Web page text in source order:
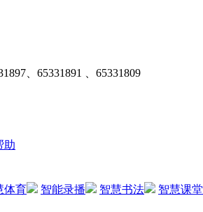
、65331891 、65331809
助
体育 智能录播 智慧书法
智慧课堂